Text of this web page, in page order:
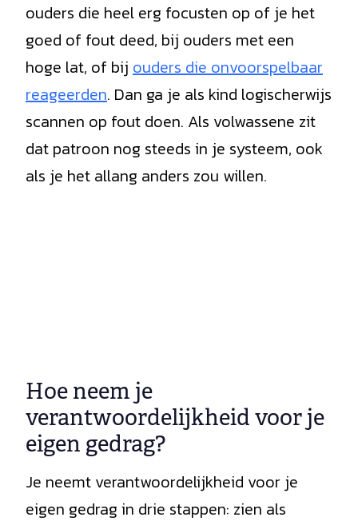
ouders die heel erg focusten op of je het
goed of fout deed, bij ouders met een
hoge lat, of bij ouders die onvoorspelbaar
reageerden. Dan ga je als kind logischerwijs
scannen op fout doen. Als volwassene zit
dat patroon nog steeds in je systeem, ook
als je het allang anders zou willen.
Hoe neem je
verantwoordelijkheid voor je
eigen gedrag?
Je neemt verantwoordelijkheid voor je
eigen gedrag in drie stappen: zien als